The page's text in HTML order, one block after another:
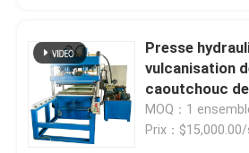
Presse
vulcanisation
caoutchouc
cadre et de
MOQ：1
Prix：